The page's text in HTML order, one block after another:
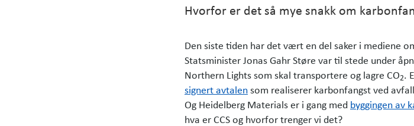
Hvorfor er det så mye snakk om
Den siste tiden har det vært en del saker i mediene
Statsminister Jonas Gahr Støre var til stede under
Northern Lights som skal transportere og lagre CO2.
signert avtalensom realiserer karbonfangst ved
Og Heidelberg Materials er i gang med byggingen av
hva er CCS og hvorfor trenger vi det?